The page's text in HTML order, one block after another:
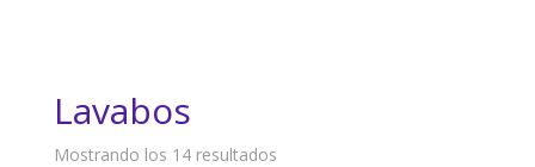
Lavabos
Mostrando los 14 resultadosOrdenado